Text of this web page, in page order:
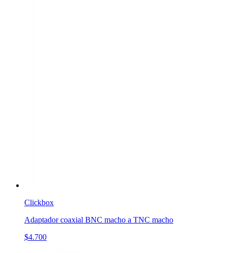
Clickbox
Adaptador coaxial BNC macho a TNC macho
$4.700